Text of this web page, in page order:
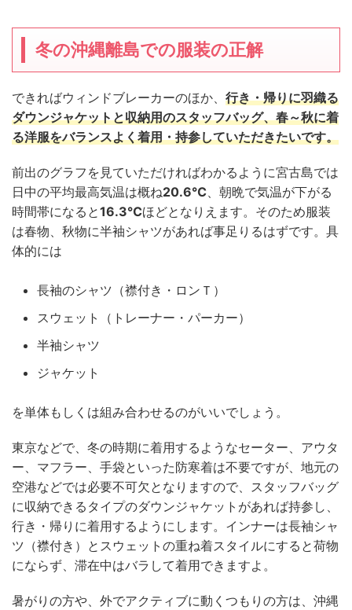
冬の沖縄離島での服装の正解
できればウィンドブレーカーのほか、 行き・帰りに羽織る
ダウンジャケットと収納用のスタッフバッグ、春～秋に着
る洋服をバランスよく着用・持参していただきたいです。
前出のグラフを見ていただければわかるように宮古島では
日中の平均最高気温は概ね20.6℃、朝晩で気温が下がる
時間帯になると16.3℃ほどとなりえます。そのため服装
は春物、秋物に半袖シャツがあれば事足りるはずです。具
体的には
長袖のシャツ（襟付き・ロンＴ）
スウェット（トレーナー・パーカー）
半袖シャツ
ジャケット
を単体もしくは組み合わせるのがいいでしょう。
東京などで、冬の時期に着用するようなセーター、アウタ
ー、マフラー、手袋といった防寒着は不要ですが、地元の
空港などでは必要不可欠となりますので、スタッフバッグ
に収納できるタイプのダウンジャケットがあれば持参し、
行き・帰りに着用するようにします。インナーは長袖シャ
ツ（襟付き）とスウェットの重ね着スタイルにすると荷物
にならず、滞在中はバラして着用できますよ。
暑がりの方や、外でアクティブに動くつもりの方は、沖縄